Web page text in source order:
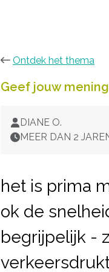
Ontdek het thema
Geef jouw
DIANE O.
MEER DAN 2
het is prima
ok de
begrijpelijk -